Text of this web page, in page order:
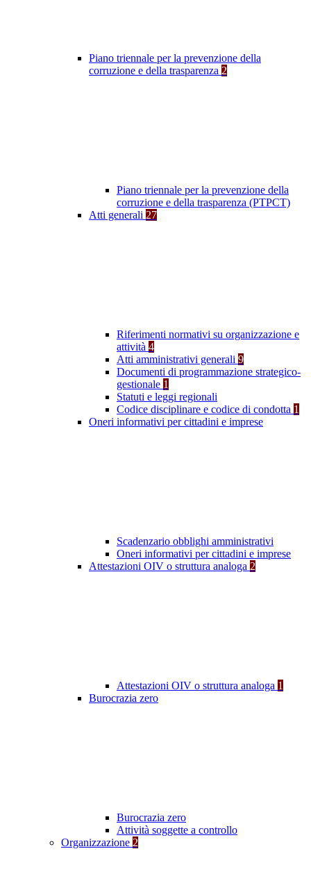
Piano triennale per la prevenzione della
corruzione e della trasparenza 2
Piano triennale per la prevenzione della
corruzione e della trasparenza (PTPCT)
Atti generali 27
Riferimenti normativi su organizzazione e
attività 4
Atti amministrativi generali 9
Documenti di programmazione strategico-
gestionale 1
Statuti e leggi regionali
Codice disciplinare e codice di condotta 1
Oneri informativi per cittadini e imprese
Scadenzario obblighi amministrativi
Oneri informativi per cittadini e imprese
Attestazioni OIV o struttura analoga 2
Attestazioni OIV o struttura analoga 1
Burocrazia zero
Burocrazia zero
Attività soggette a controllo
Organizzazione 2